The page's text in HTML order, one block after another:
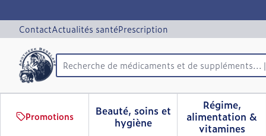
ContactActualités santéPrescription
Rechercher
Recherche de médicaments e
Promotions
Beauté, soins et
hygièneAfficher le sous-menu pour
Régime,
alimentation &
vitamines
Afficher